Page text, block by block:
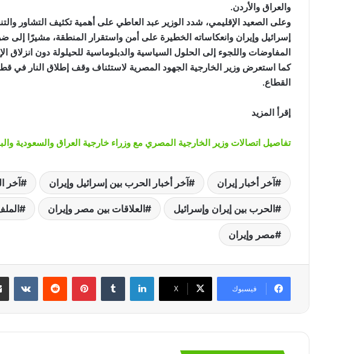
والعراق والأردن.
وعلى الصعيد الإقليمي، شدد الوزير عبد العاطي على أهمية تكثيف التشاور
إسرائيل وإيران وانعكاساته الخطيرة على أمن واستقرار المنطقة، مشيرًا إلى
المفاوضات واللجوء إلى الحلول السياسية والدبلوماسية للحيلولة دون انزلاق
كما استعرض وزير الخارجية الجهود المصرية لاستئناف وقف إطلاق النار في
القطاع.
إقرأ المزيد
تفاصيل اتصالات وزير الخارجية المصري مع وزراء خارجية العراق والسعودية
آخر أخبار إيران آخر أخبار الحرب بين إسرائيل وإيران آخر
الحرب بين إيران وإسرائيل العلاقات بين مصر وإيران
مصر وإيران
فيسبوك ‫X
لينكدإن بينتيريست